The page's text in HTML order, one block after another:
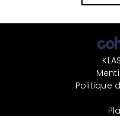
Politique